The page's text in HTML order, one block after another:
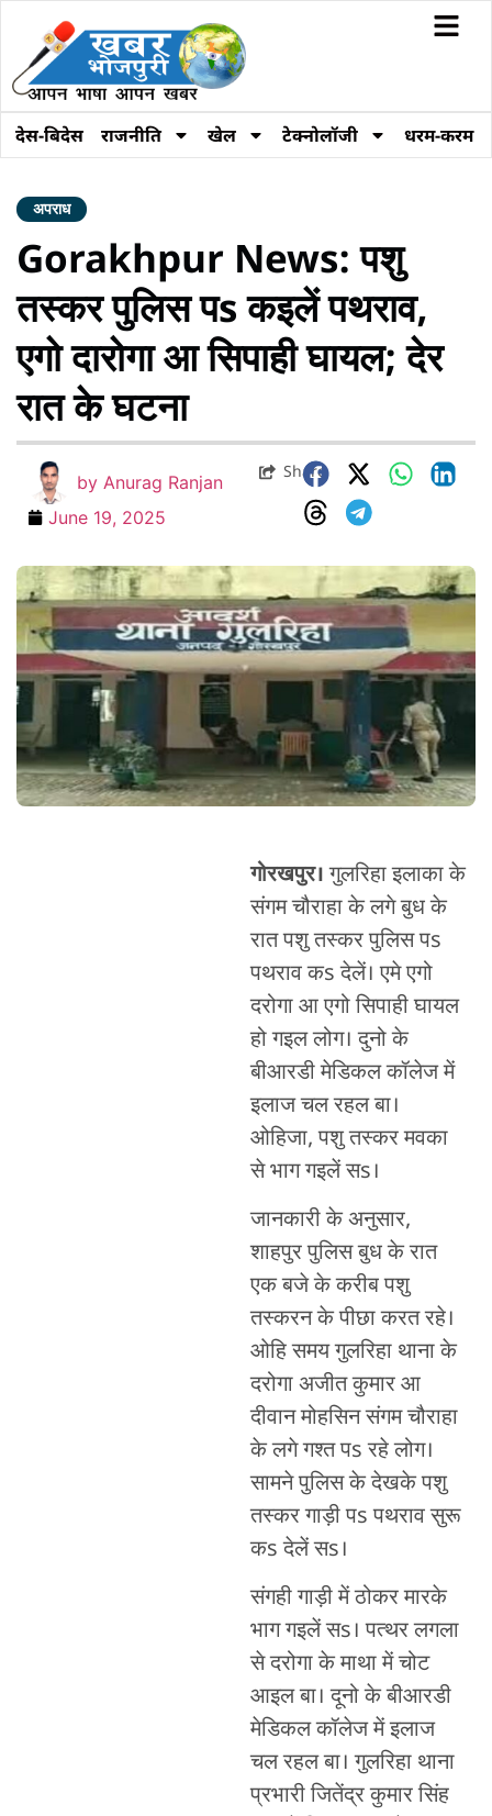
देस-बिदेस राजनीति खेल टेक्नोलॉजी धरम-करम
अपराध
Gorakhpur News: पशु
तस्कर पुलिस पs कइलें पथराव,
एगो दारोगा आ सिपाही घायल; देर
रात के घटना
by Anurag Ranjan
June 19, 2025
Share
गोरखपुर।गुलरिहा इलाका के
संगम चौराहा के लगे बुध के
रात पशु तस्कर पुलिस पs
पथराव कs देलें। एमे एगो
दरोगा आ एगो सिपाही घायल
हो गइल लोग। दुनो के
बीआरडी मेडिकल कॉलेज में
इलाज चल रहल बा।
ओहिजा, पशु तस्कर मवका
से भाग गइलें सs।
जानकारी के अनुसार,
शाहपुर पुलिस बुध के रात
एक बजे के करीब पशु
तस्करन के पीछा करत रहे।
ओहि समय गुलरिहा थाना के
दरोगा अजीत कुमार आ
दीवान मोहसिन संगम चौराहा
के लगे गश्त पs रहे लोग।
सामने पुलिस के देखके पशु
तस्कर गाड़ी पs पथराव सुरू
कs देलें सs।
संगही गाड़ी में ठोकर मारके
भाग गइलें सs। पत्थर लगला
से दरोगा के माथा में चोट
आइल बा। दूनो के बीआरडी
मेडिकल कॉलेज में इलाज
चल रहल बा। गुलरिहा थाना
प्रभारी जितेंद्र कुमार सिंह